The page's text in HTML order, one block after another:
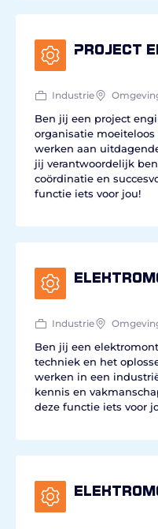
Project
Industrie
Ben jij een project
organisatie
werken aan
jij verantwoordelijk
coördinatie en
functie iets voor jou!
Industrie
Ben jij een
techniek en het
werken in een
kennis en
deze functie iets voor